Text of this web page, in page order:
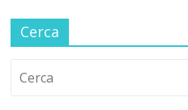
Cerca